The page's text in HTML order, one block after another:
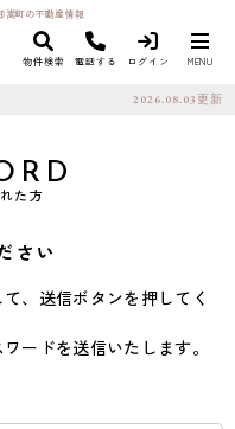
嵩町の不動産情報
物件検索 電話する ログイン MENU
2026.08.03更新
た方
さい
、送信ボタンを押してく
ードを送信いたします。